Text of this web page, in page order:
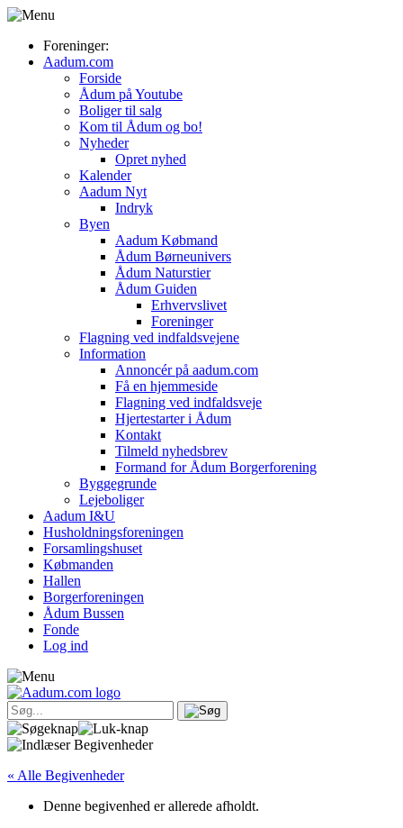
Foreninger:
Aadum.com
Forside
Ådum på Youtube
Boliger til salg
Kom til Ådum og bo!
Nyheder
Opret nyhed
Kalender
Aadum Nyt
Indryk
Byen
Aadum Købmand
Ådum Børneunivers
Ådum Naturstier
Ådum Guiden
Erhvervslivet
Foreninger
Flagning ved indfaldsvejene
Information
Annoncér på aadum.com
Få en hjemmeside
Flagning ved indfaldsveje
Hjertestarter i Ådum
Kontakt
Tilmeld nyhedsbrev
Formand for Ådum Borgerforening
Byggegrunde
Lejeboliger
Aadum I&U
Husholdningsforeningen
Forsamlingshuset
Købmanden
Hallen
Borgerforeningen
Ådum Bussen
Fonde
Log ind
« Alle Begivenheder
Denne begivenhed er allerede afholdt.